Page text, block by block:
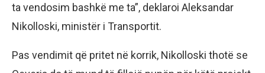
ta vendosim bashkë me ta”, deklaroi Aleksandar
Nikolloski, ministër i Transportit.
Pas vendimit që pritet në korrik, Nikolloski thotë se